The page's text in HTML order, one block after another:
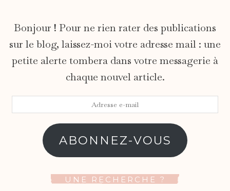
Bonjour ! Pour ne rien rater des publications
sur le blog, laissez-moi votre adresse mail : une
petite alerte tombera dans votre messagerie à
chaque nouvel article.
ABONNEZ-VOUS
UNE RECHERCHE ?